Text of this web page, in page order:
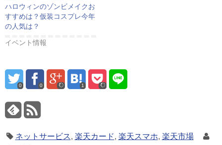
ハロウィンのゾンビメイクお
すすめは？仮装コスプレ今年
の人気は？
イベント情報
0 0 1
ネットサービス, 楽天カード, 楽天スマホ, 楽天市場